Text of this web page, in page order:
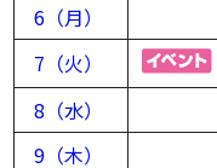
6（月）
7（火）
8（水）
9（木）